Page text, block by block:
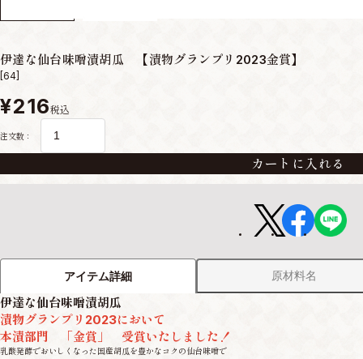
伊達な仙台味噌漬胡瓜 【漬物グランプリ2023金賞】
[64]
¥216税込
注文数：
カートに入れる
アイテム詳細 原材料名
伊達な仙台味噌漬胡瓜
漬物グランプリ2023において
本漬部門 「金賞」 受賞いたしました！
乳酸発酵でおいしくなった国産胡瓜を豊かなコクの仙台味噌で